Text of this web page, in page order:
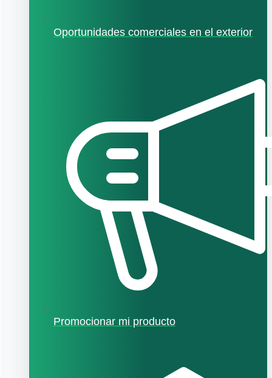
Oportunidades comerciales en el exterior
Promocionar mi producto